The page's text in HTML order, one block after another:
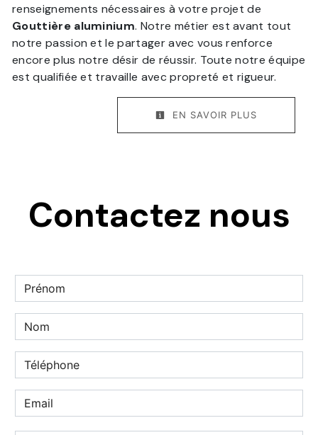
renseignements nécessaires à votre projet de
Gouttière aluminium. Notre métier est avant tout
notre passion et le partager avec vous renforce
encore plus notre désir de réussir. Toute notre équipe
est qualifiée et travaille avec propreté et rigueur.
EN SAVOIR PLUS
Contactez nous